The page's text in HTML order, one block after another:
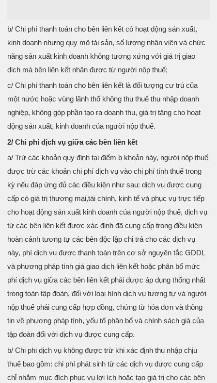
b/ Chi phí thanh toán cho bên liên kết có hoạt động sản xuất,
kinh doanh nhưng quy mô tài sản, số lượng nhân viên và chức
năng sản xuất kinh doanh không tương xứng với giá trị giao
dịch mà bên liên kết nhận được từ người nộp thuế;
c/ Chi phí thanh toán cho bên liên kết là đối tượng cư trú của
một nước hoặc vùng lãnh thổ không thu thuế thu nhập doanh
nghiệp, không góp phần tạo ra doanh thu, giá trị tăng cho hoạt
động sản xuất, kinh doanh của người nộp thuế.
2/ Chi phí dịch vụ giữa các bên liên kết
a/ Trừ các khoản quy định tại điểm b khoản này, người nộp thuế
được trừ các khoản chi phí dịch vụ vào chi phí tính thuế trong
kỳ nếu đáp ứng đủ các điều kiện như sau: dịch vụ được cung
cấp có giá trị thương mại,tài chính, kinh tế và phục vụ trực tiếp
cho hoạt động sản xuất kinh doanh của người nộp thuế, dịch vụ
từ các bên liên kết được xác định đã cung cấp trong điều kiện
hoàn cảnh tương tự các bên độc lập chi trả cho các dịch vụ
này, phí dịch vụ được thanh toán trên cơ sở nguyên tắc GDDL
và phương pháp tính giá giao dịch liên kết hoặc phân bổ mức
phí dịch vụ giữa các bên liên kết phải được áp dụng thống nhất
trong toàn tập đoàn, đối với loại hình dịch vụ tương tự và người
nộp thuế phải cung cấp hợp đồng, chứng từ hóa đơn và thông
tin về phương pháp tính, yếu tố phân bổ và chính sách giá của
tập đoàn đối với dịch vụ được cung cấp.
b/ Chi phi dịch vụ không được trừ khi xác định thu nhập chịu
thuế bao gồm: chi phí phát sinh từ các dịch vụ được cung cấp
chỉ nhằm mục đích phục vụ lợi ích hoặc tạo giá trị cho các bên